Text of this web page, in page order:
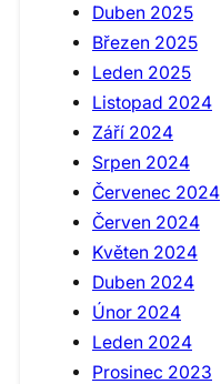
Duben 2025
Březen 2025
Leden 2025
Listopad 2024
Září 2024
Srpen 2024
Červenec 2024
Červen 2024
Květen 2024
Duben 2024
Únor 2024
Leden 2024
Prosinec 2023